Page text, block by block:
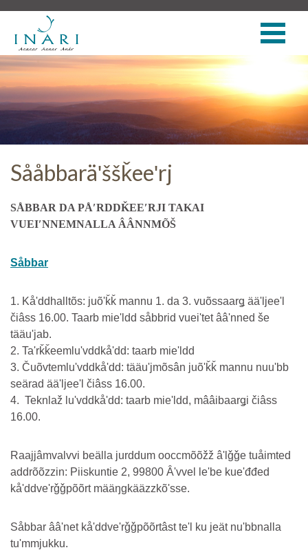
Sååbbaräʹššǩeeʹrj
SÅBBAR DA PÅʹRDDǨEEʹRJI TAKAI
VUEIʹNNEMNALLA ÂÂNNMÕŠ
Såbbar
1. Kåʹddhalltõs: juõʹǩǩ mannu 1. da 3. vuõssaarǥ ääʹljeeʹl
čiâss 16.00. Taarb mieʹldd såbbrid vueiʹtet ââʹnned še
tääuʹjab.
2. Taʹrǩǩeemluʹvddkåʹdd: taarb mieʹldd
3. Čuõvtemluʹvddkåʹdd: tääuʹjmõsân juõʹǩǩ mannu nuuʹbb
seärad ääʹljeeʹl čiâss 16.00.
4. Teknlaž luʹvddkåʹdd: taarb mieʹldd, mââibaarǥi čiâss
16.00.
Raajjâmvalvvi beälla jurddum ooccmõõžž âʹlǧǧe tuåimted
addrõõzzin: Piiskuntie 2, 99800 Âʹvvel leʹbe kueʹđđed
kåʹddveʹrǧǧpõõrt määŋgkääzzkõʹsse.
Såbbar ââʹnet kåʹddveʹrǧǧpõõrtâst teʹl ku jeät nuʹbbnalla
tuʹmmjukku.